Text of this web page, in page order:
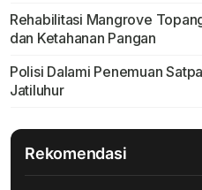
Rehabilitasi Mangrove
dan Ketahanan Pangan
Polisi Dalami Penemuan
Jatiluhur
Rekomendasi